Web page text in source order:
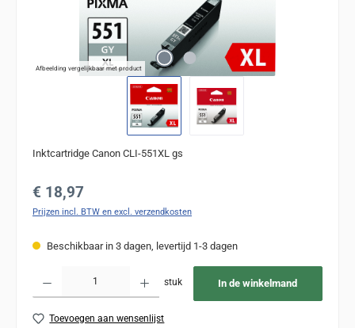
Afbeelding vergelijkbaar met product
Inktcartridge Canon CLI-551XL gs
Normale prijs:
€ 18,97
Prijzen incl. BTW en excl. verzendkosten
Beschikbaar in 3 dagen, levertijd 1-3 dagen
stuk In de winkelmand
Toevoegen aan wensenlijst